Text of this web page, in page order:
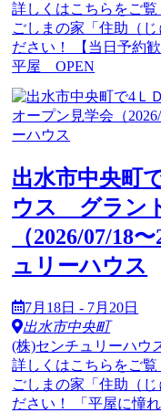
詳しくはこちらをご
ごしまの家「住助（
ださい！ 【当日予約
平屋 OPEN
出水市中央町
ウス グラン
（2026/07/18
ュリーハウス
7月18日 - 7月20日
出水市中央町
(株)センチュリーハウ
詳しくはこちらをご
ごしまの家「住助（
ださい！ 「平屋に憧